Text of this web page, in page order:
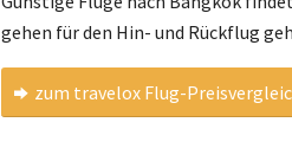
gehen für den Hin- und Rückflug
zum travelox Flug-